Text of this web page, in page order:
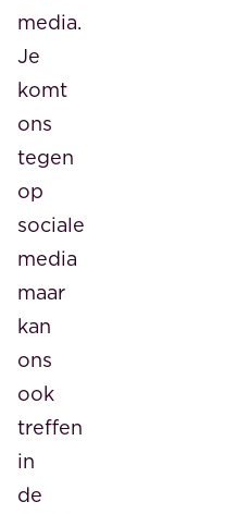
media.
Je
komt
ons
tegen
op
sociale
media
maar
kan
ons
ook
treffen
in
de